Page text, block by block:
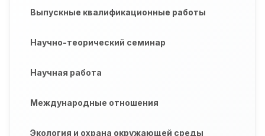
Выпускные квалификационные работы
Научно-теорический семинар
Научная работа
Международные отношения
Экология и охрана окружающей среды